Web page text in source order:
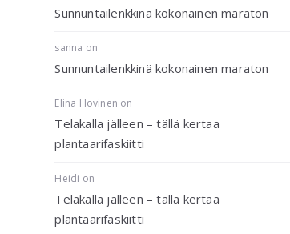
Sunnuntailenkkinä kokonainen maraton
sanna on
Sunnuntailenkkinä kokonainen maraton
Elina Hovinen on
Telakalla jälleen – tällä kertaa
plantaarifaskiitti
Heidi on
Telakalla jälleen – tällä kertaa
plantaarifaskiitti